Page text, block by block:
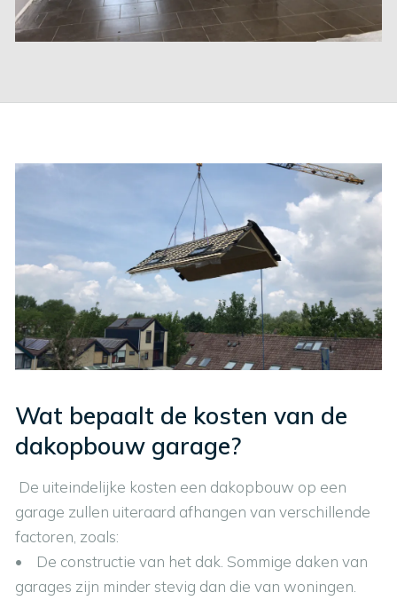
Wat bepaalt de kosten van de
dakopbouw garage?
De uiteindelijke kosten een dakopbouw op een
garage zullen uiteraard afhangen van verschillende
factoren, zoals:
• De constructie van het dak. Sommige daken van
garages zijn minder stevig dan die van woningen.